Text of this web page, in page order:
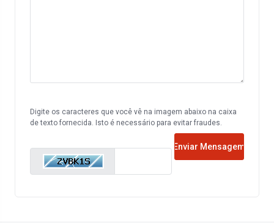
Digite os caracteres que você vê na imagem abaixo na caixa
de texto fornecida. Isto é necessário para evitar fraudes.
Enviar Mensagem